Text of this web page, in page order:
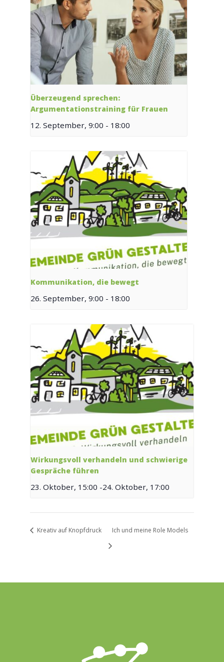
Überzeugend sprechen:
Argumentationstraining für Frauen
12. September, 9:00 - 18:00
Kommunikation, die bewegt
26. September, 9:00 - 18:00
Wirkungsvoll verhandeln und schwierige
Gespräche führen
23. Oktober, 15:00 -24. Oktober, 17:00
Kreativ auf Knopfdruck Ich und meine Role Models